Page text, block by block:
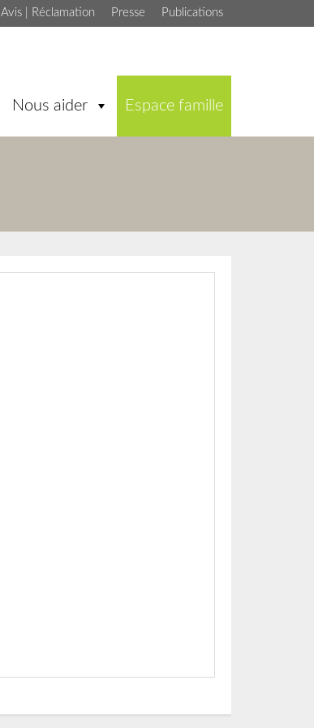
Publications
Presse
Avis | Réclamation
Nous aider Espace famille